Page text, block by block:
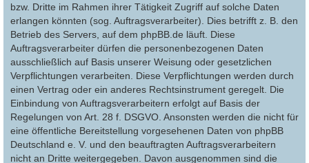
bzw. Dritte im Rahmen ihrer Tätigkeit Zugriff auf solche Daten
erlangen könnten (sog. Auftragsverarbeiter). Dies betrifft z. B. den
Betrieb des Servers, auf dem phpBB.de läuft. Diese
Auftragsverarbeiter dürfen die personenbezogenen Daten
ausschließlich auf Basis unserer Weisung oder gesetzlichen
Verpflichtungen verarbeiten. Diese Verpflichtungen werden durch
einen Vertrag oder ein anderes Rechtsinstrument geregelt. Die
Einbindung von Auftragsverarbeitern erfolgt auf Basis der
Regelungen von Art. 28 f. DSGVO. Ansonsten werden die nicht für
eine öffentliche Bereitstellung vorgesehenen Daten von phpBB
Deutschland e. V. und den beauftragten Auftragsverarbeitern
nicht an Dritte weitergegeben. Davon ausgenommen sind die